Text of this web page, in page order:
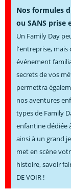
Nos formules
ou SANS prise
Un Family Day
l'entreprise, mais
événement
secrets de vos
permettra
nos aventures
types de Family
enfantine dédiée
ainsi à un grand
met en scène
histoire, savoir
DE VOIR !